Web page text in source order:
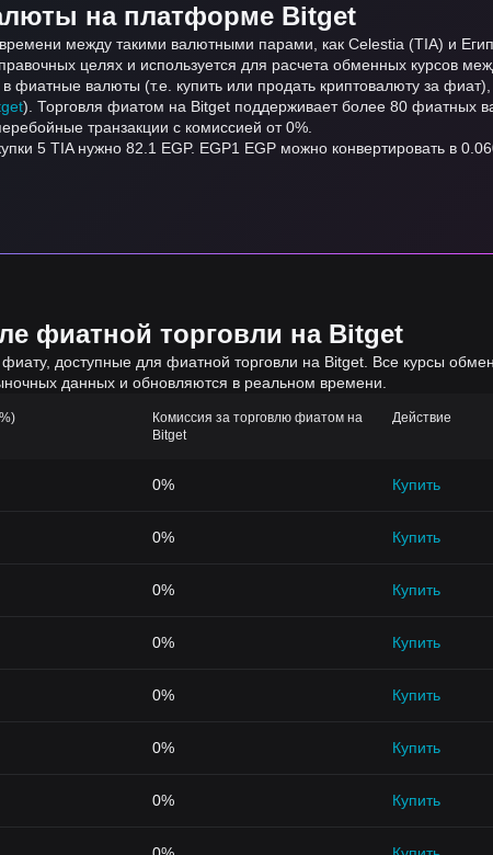
на платформе Bitget
между такими валютными парами, как Celestia (TIA) и
целях и используется для расчета обменных курсов
валюты (т.е. купить или продать криптовалюту за фиат),
). Торговля фиатом на Bitget поддерживает более 80 фиатных
транзакции с комиссией от 0%.
5 TIA нужно 82.1 EGP. EGP1 EGP можно конвертировать в
фиатной торговли на Bitget
доступные для фиатной торговли на Bitget. Все курсы
данных и обновляются в реальном времени.
Комиссия за торговлю фиатом на
Bitget
Действие
0% Купить
0% Купить
0% Купить
0% Купить
0% Купить
0% Купить
0% Купить